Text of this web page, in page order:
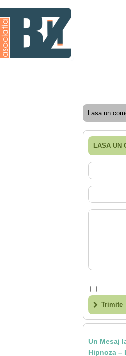
agresiva, orice
greseala era taxata cu
o palma sau pedepse.
De 4 ani am o relatie
serioasa cu un barbat
Lasa un
LASA UN
Trimite
Un Mesaj
Hipnoza –